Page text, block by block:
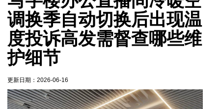
调换季自动切换后出现温
度投诉高发需督查哪些维
护细节
更新日期： 2026-06-16